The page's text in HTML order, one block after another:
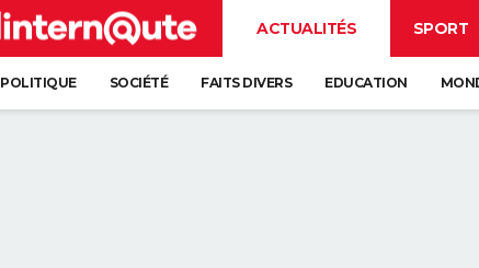
ACTUALITÉS SPORT
POLITIQUE SOCIÉTÉ FAITS DIVERS EDUCATION